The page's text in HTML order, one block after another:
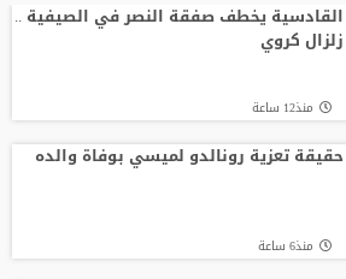
القادسية يخطف صفقة النصر في الصيفية ..
زلزال كروي
منذ12 ساعة
حقيقة تعزية رونالدو لميسي بوفاة والده
منذ6 ساعة